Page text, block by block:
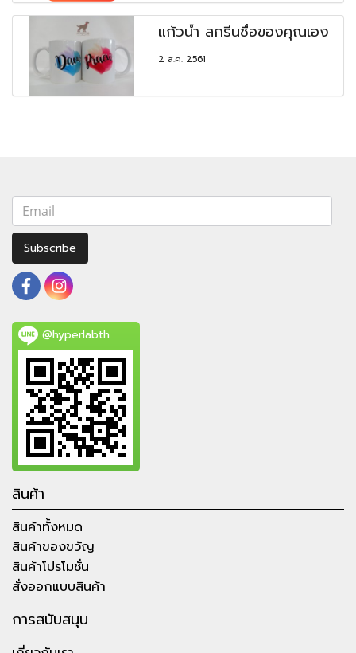
แก้วน้ำ สกรีนชื่อของคุณเอง
2 ส.ค. 2561
Subscribe
@hyperlabth
สินค้า
สินค้าทั้งหมด
สินค้าของขวัญ
สินค้าโปรโมชั่น
สั่งออกแบบสินค้า
การสนับสนุน